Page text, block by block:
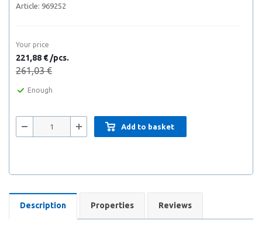
Article: 969252
Your price
221,88 € /pcs.
261,03 €
Enough
Add to basket
Description Properties Reviews